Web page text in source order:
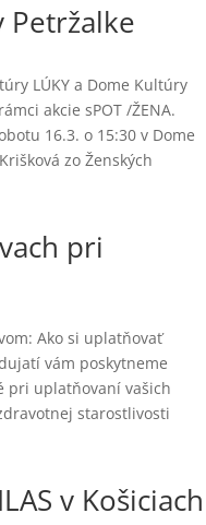
Petržalke
LÚKY a Dome Kultúry
akcie sPOT /ŽENA.
16.3. o 15:30 v Dome
zo Ženských
pri
Ako si uplatňovať
vám poskytneme
pri uplatňovaní vašich
starostlivosti
v Košiciach